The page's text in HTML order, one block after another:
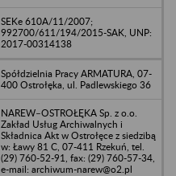
SEKe 610A/11/2007;
992700/611/194/2015-SAK, UNP:
2017-00314138
Spółdzielnia Pracy ARMATURA, 07-
400 Ostrołęka, ul. Padlewskiego 36
NAREW–OSTROŁĘKA Sp. z o.o.
Zakład Usług Archiwalnych i
Składnica Akt w Ostrołęce z siedzibą
w: Ławy 81 C, 07-411 Rzekuń, tel.
(29) 760-52-91, fax: (29) 760-57-34,
e-mail: archiwum-narew@o2.pl